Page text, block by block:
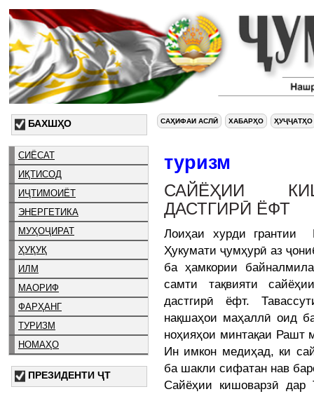
БАХШҲО
СИЁСАТ
ИҚТИСОД
ИҶТИМОИЁТ
ЭНЕРГЕТИКА
МУҲОҶИРАТ
ҲУҚУҚ
ИЛМ
МАОРИФ
ФАРҲАНГ
ТУРИЗМ
НОМАҲО
ПРЕЗИДЕНТИ ҶТ
САҲИФАИ АСЛӢ ХАБАРҲО ҲУҶҶАТҲО
туризм
САЙЁҲИИ
ДАСТГИРӢ ЁФТ
Лоиҳаи хурди грантии
Ҳукумати ҷумҳурӣ аз
ба ҳамкории
самти тақвияти
дастгирӣ ёфт.
нақшаҳои маҳаллӣ оид
ноҳияҳои минтақаи Рашт
Ин имкон медиҳад, ки
ба шакли сифатан нав
Сайёҳии кишоварзӣ дар